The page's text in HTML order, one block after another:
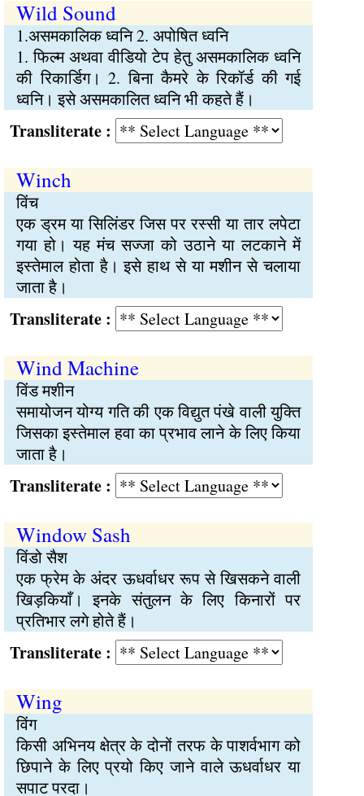
Wild Sound
1.असमकालिक ध्वनि 2. अपोषित ध्वनि
1. फिल्म अथवा वीडियो टेप हेतु असमकालिक ध्वनि
की रिकार्डिग। 2. बिना कैमरे के रिकॉर्ड की गई
ध्वनि। इसे असमकालित ध्वनि भी कहते हैं।
:
Winch
विंच
एक ड्रम या सिलिंडर जिस पर रस्सी या तार लपेटा
गया हो। यह मंच सज्जा को उठाने या लटकाने में
इस्तेमाल होता है। इसे हाथ से या मशीन से चलाया
जाता है।
:
Wind Machine
विंड मशीन
समायोजन योग्य गति की एक विद्युत पंखे वाली युक्ति
जिसका इस्तेमाल हवा का प्रभाव लाने के लिए किया
जाता है।
:
Window Sash
विंडो सैश
एक फ्रेम के अंदर ऊधर्वाधर रूप से खिसकने वाली
खिड़कियाँ। इनके संतुलन के लिए किनारों पर
प्रतिभार लगे होते हैं।
:
Wing
विंग
किसी अभिनय क्षेत्र के दोनों तरफ के पाशर्वभाग को
छिपाने के लिए प्रयो किए जाने वाले ऊधर्वाधर या
सपाट परदा।